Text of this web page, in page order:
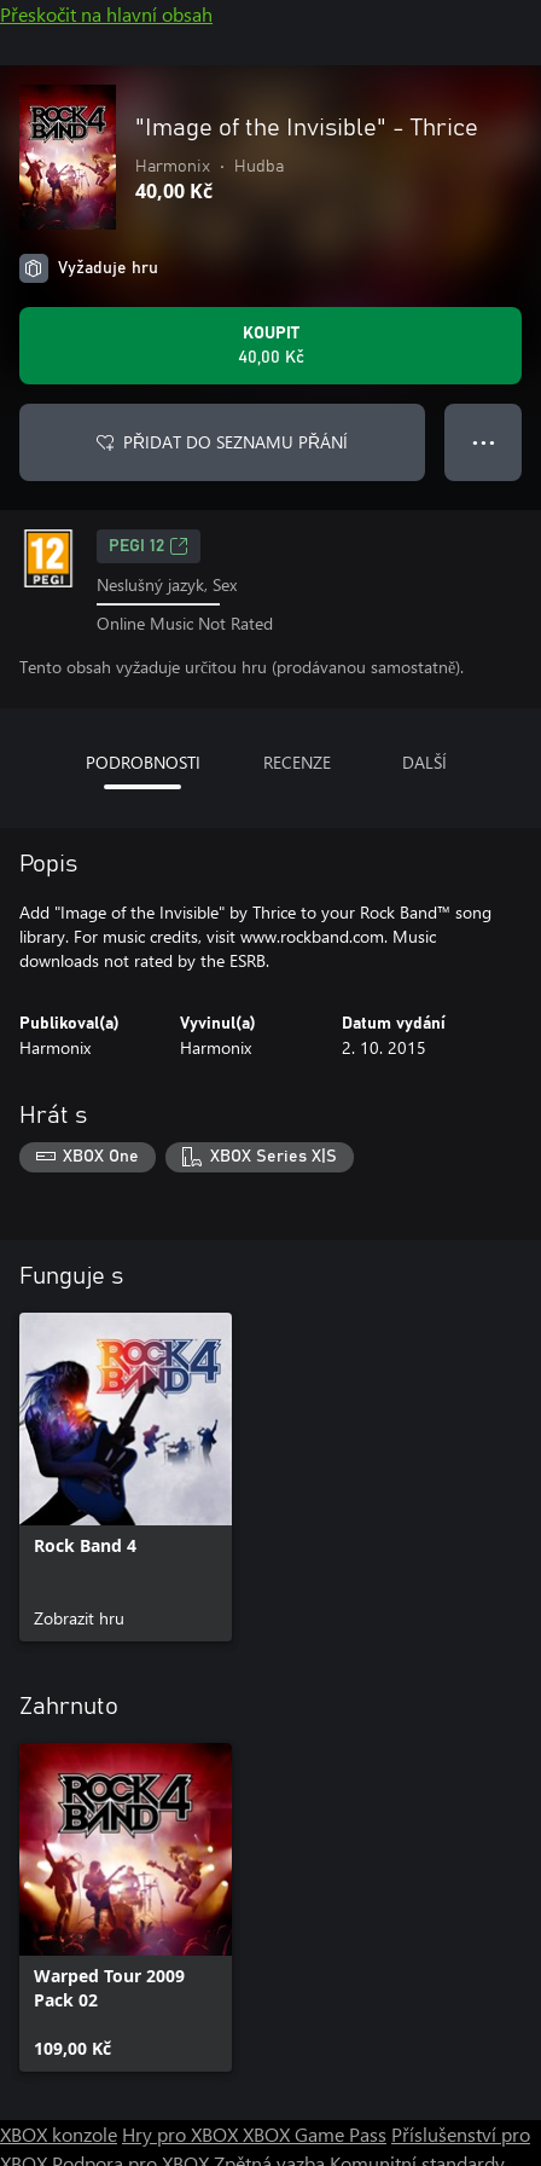
Přeskočit na hlavní obsah
"Image of the Invisible" - Thrice
Harmonix • Hudba
40,00 Kč
Vyžaduje hru
KOUPIT
40,00 Kč
PŘIDAT DO SEZNAMU PŘÁNÍ ● ● ●
PEGI 12
Neslušný jazyk, Sex
Online Music Not Rated
Tento obsah vyžaduje určitou hru (prodávanou samostatně).
PODROBNOSTI RECENZE DALŠÍ
Popis
Add "Image of the Invisible" by Thrice to your Rock Band™ song
library. For music credits, visit www.rockband.com. Music
downloads not rated by the ESRB.
Publikoval(a)
Harmonix
Vyvinul(a)
Harmonix
Datum vydání
2. 10. 2015
Hrát s
XBOX One XBOX Series X|S
Funguje s
Rock Band 4
Zobrazit hru
Zahrnuto
Warped Tour 2009
Pack 02
109,00 Kč
XBOX konzole Hry pro XBOXXBOX Game Pass Příslušenství pro